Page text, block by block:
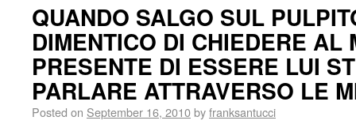
QUANDO SALGO SUL
DIMENTICO DI CHIEDERE AL
PRESENTE DI ESSERE LUI
PARLARE ATTRAVERSO LE
Posted on September 16, 2010byfranksantucci